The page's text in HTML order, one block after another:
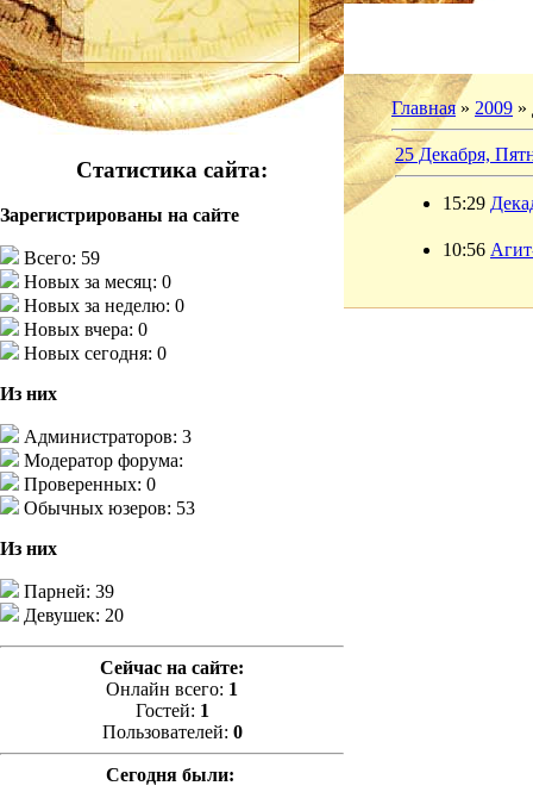
Статистика сайта:
Зарегистрированы на сайте
Всего: 59
Новых за месяц: 0
Новых за неделю: 0
Новых вчера: 0
Новых сегодня: 0
Из них
Администраторов: 3
Модератор форума:
Проверенных: 0
Обычных юзеров: 53
Из них
Парней: 39
Девушек: 20
Сейчас на сайте:
Онлайн всего: 1
Гостей: 1
Пользователей: 0
Сегодня были:
Главная» 2009 »
25 Декабря,
15:29
10:56